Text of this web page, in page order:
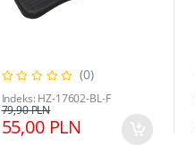
(0)
Indeks: HZ-17602-BL-F
55,00 PLN
79,90 PLN